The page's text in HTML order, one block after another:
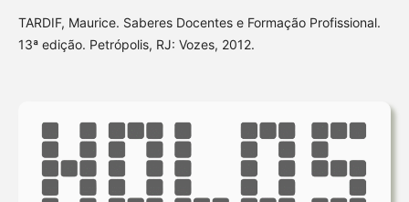
TARDIF, Maurice. Saberes Docentes e Formação Profissional.
13ª edição. Petrópolis, RJ: Vozes, 2012.